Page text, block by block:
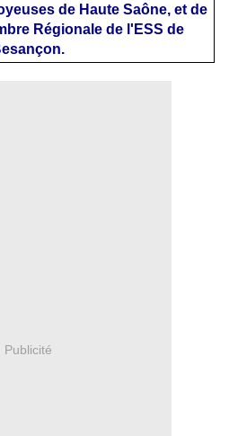
de Haute Saône, et de
Régionale de l'ESS de
Publicité